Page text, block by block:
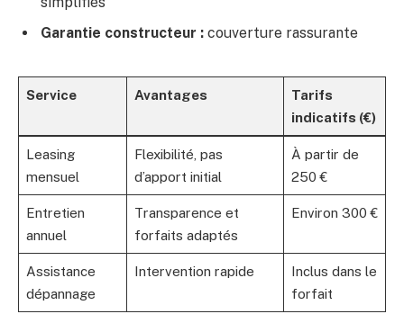
Garantie constructeur : couverture rassurante
Service Avantages
Tarifs
indicatifs (€)
Leasing
mensuel
Flexibilité, pas
d’apport initial
À partir de
250 €
Entretien
annuel
Transparence et
forfaits adaptés
Environ 300 €
Assistance
dépannage
Intervention rapide
Inclus dans le
forfait